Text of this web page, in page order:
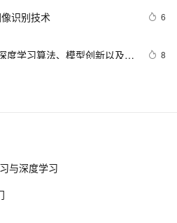
识别技术 6
度学习算法、模型创新以及在
8
残差网络实现图像识
积神经网络算法+图像识别
上新！欢迎免费体验！
与深度学习